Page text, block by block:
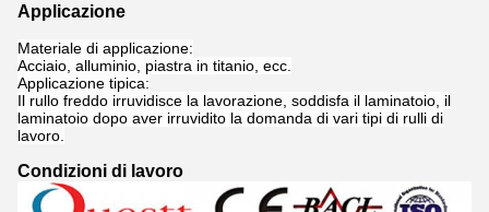
Applicazione
Materiale di applicazione:
Acciaio, alluminio, piastra in titanio, ecc.
Applicazione tipica:
Il rullo freddo irruvidisce la lavorazione, soddisfa il laminatoio, il
laminatoio dopo aver irruvidito la domanda di vari tipi di rulli di
lavoro.
Condizioni di lavoro